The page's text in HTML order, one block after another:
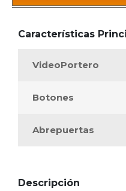
Características
VideoPortero
Botones
Abrepuertas
Descripción